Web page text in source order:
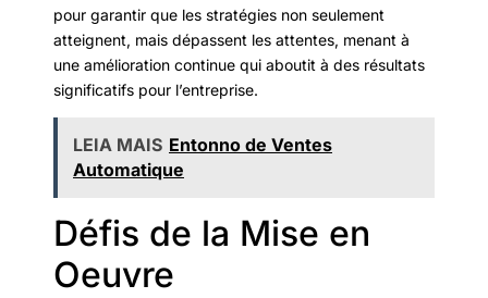
pour garantir que les stratégies non seulement
atteignent, mais dépassent les attentes, menant à
une amélioration continue qui aboutit à des résultats
significatifs pour l’entreprise.
LEIA MAIS Entonno de Ventes
Automatique
Défis de la Mise en
Oeuvre